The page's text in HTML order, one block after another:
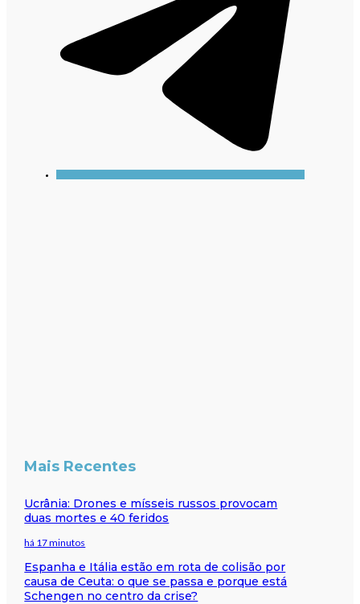
Mais Recentes
Ucrânia: Drones e mísseis russos provocam
duas mortes e 40 feridos
há 17 minutos
Espanha e Itália estão em rota de colisão por
causa de Ceuta: o que se passa e porque está
Schengen no centro da crise?